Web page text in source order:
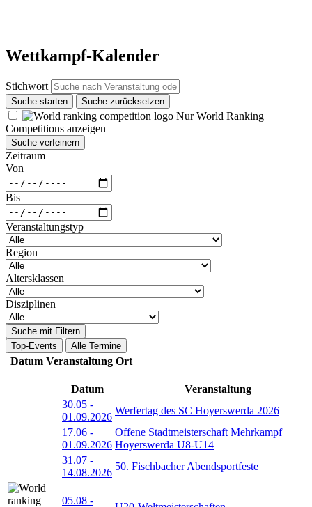
Wettkampf-Kalender
Stichwort
Suche starten Suche zurücksetzen
Nur World Ranking
Competitions anzeigen
Suche verfeinern
Zeitraum
Von
Bis
Veranstaltungstyp
Region
Altersklassen
Disziplinen
Suche mit Filtern
Top-Events
Alle Termine
Datum Veranstaltung Ort
Datum
Veranstaltung
30.05 -
01.09.2026
Werfertag des SC Hoyerswerda 2026
17.06 -
01.09.2026
Offene Stadtmeisterschaft Mehrkampf
Hoyerswerda U8-U14
31.07 -
14.08.2026
50. Fischbacher Abendsportfeste
05.08 -